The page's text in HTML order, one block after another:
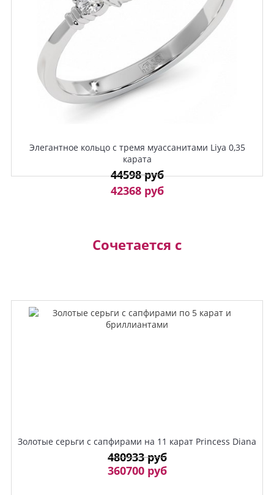
Элегантное кольцо с тремя муассанитами Liya 0,35
карата
44598 руб
42368 руб
Сочетается с
Золотые серьги с сапфирами на 11 карат Princess Diana
480933 руб
360700 руб